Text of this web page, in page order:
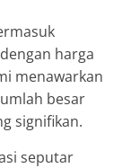
harga
menawarkan
besar
signifikan.
seputar